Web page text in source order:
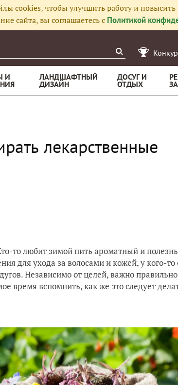
cookies, чтобы улучшить работу и повысить
сайта, вы соглашаетесь с Политикой
И ЛАНДШАФТНЫЙ
ДИЗАЙН
ДОСУГ И
ОТДЫХ
лекарственные
то любит зимой пить ароматный и
для ухода за волосами и кожей, у кого-то
Независимо от целей, важно правильно
время вспомнить, как же это следует